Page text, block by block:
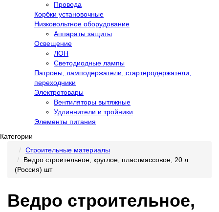
Провода
Корбки установочные
Низковольтное оборудование
Аппараты защиты
Освещение
ЛОН
Светодиодные лампы
Патроны, ламподержатели, стартеродержатели,
переходники
Электротовары
Вентиляторы вытяжные
Удлиннители и тройники
Элементы питания
Категории
Строительные материалы
Ведро строительное, круглое, пластмассовое, 20 л
(Россия) шт
Ведро строительное,